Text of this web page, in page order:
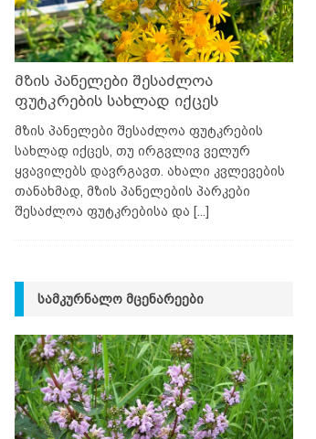
მზის პანელები შესაძლოა
ფუტკრების სახლად იქცეს
მზის პანელები შესაძლოა ფუტკრების
სახლად იქცეს, თუ ირგვლივ ველურ
ყვავილებს დავრგავთ. ახალი კვლევების
თანახმად, მზის პანელების პარკები
შესაძლოა ფუტკრებისა და [...]
ᲡᲐᲛᲙᲣᲠᲜᲐᲚᲝ ᲛᲪᲔᲜᲐᲠᲔᲔᲑᲘ